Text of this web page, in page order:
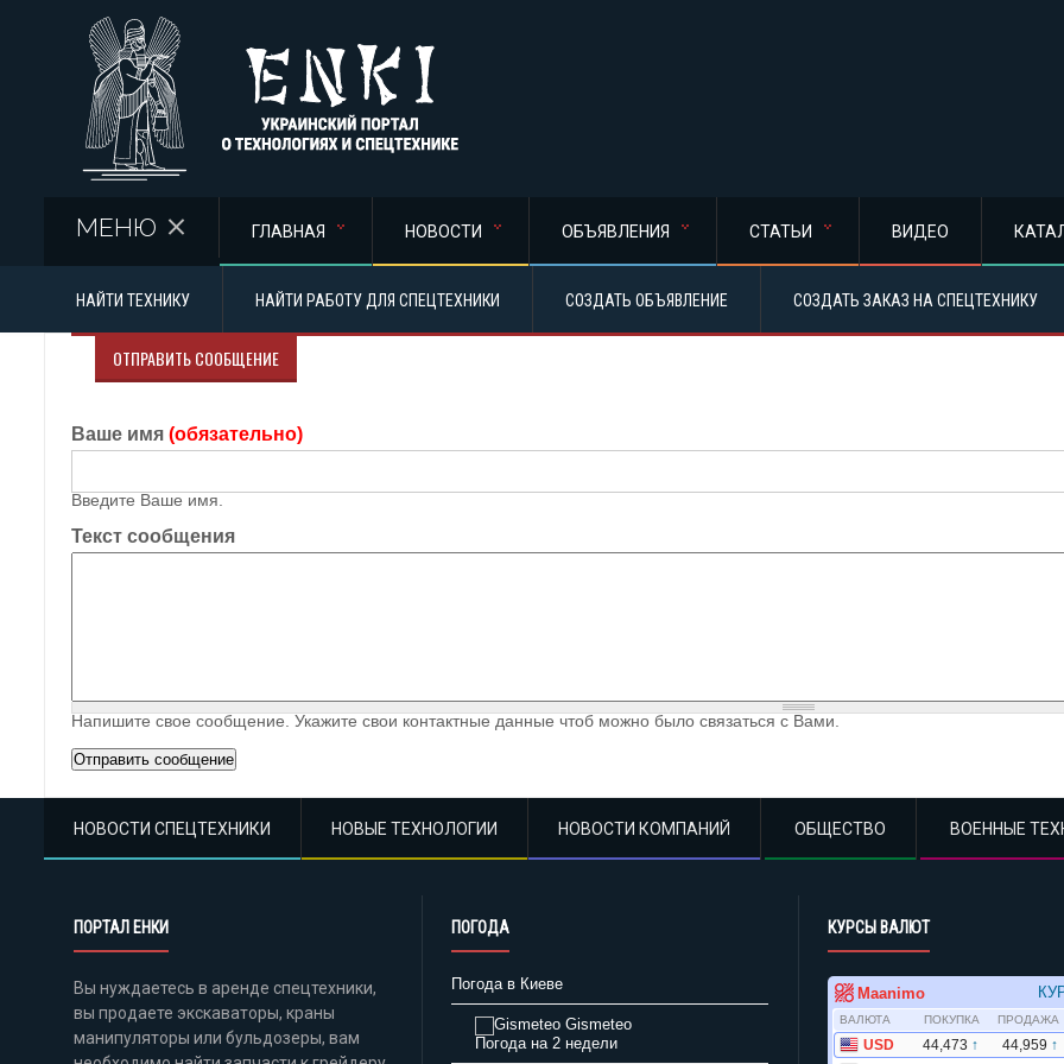
МЕНЮ ГЛАВНАЯ НОВОСТИ ОБЪЯВЛЕНИЯ СТАТЬИ ВИДЕО
НАЙТИ ТЕХНИКУ НАЙТИ РАБОТУ ДЛЯ СПЕЦТЕХНИКИ СОЗДАТЬ ОБЪЯВЛЕНИЕ СОЗДАТЬ ЗАКАЗ НА СПЕЦТЕХНИКУ
ОТПРАВИТЬ СООБЩЕНИЕ
Ваше имя (обязательно)
Введите Ваше имя.
Текст сообщения
Напишите свое сообщение. Укажите свои контактные данные чтоб можно было связаться с Вами.
НОВОСТИ СПЕЦТЕХНИКИ НОВЫЕ ТЕХНОЛОГИИ НОВОСТИ КОМПАНИЙ ОБЩЕСТВО ВОЕННЫЕ
ПОРТАЛ ЕНКИ
Вы нуждаетесь в аренде спецтехники,
вы продаете экскаваторы, краны
манипуляторы или бульдозеры, вам
ПОГОДА
Погода в Киеве
Gismeteo
Погода на 2 недели
КУРСЫ ВАЛЮТ